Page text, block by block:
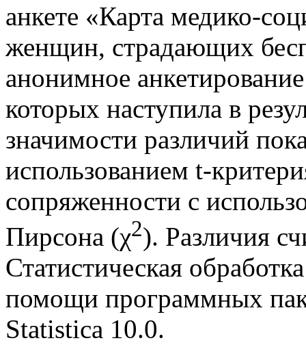
анкете «Карта медико-
женщин, страдающих
анонимное
которых наступила в
значимости различий
использованием t-
сопряженности с
Пирсона (χ2). Различия
Статистическая
помощи программных
Statistica 10.0.